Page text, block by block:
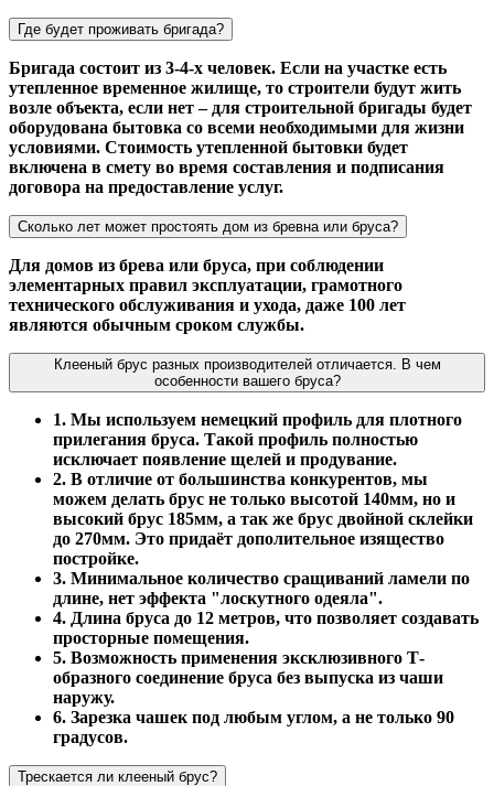
Где будет проживать бригада?
Бригада состоит из 3-4-х человек. Если на участке есть
утепленное временное жилище, то строители будут жить
возле объекта, если нет – для строительной бригады будет
оборудована бытовка со всеми необходимыми для жизни
условиями. Стоимость утепленной бытовки будет
включена в смету во время составления и подписания
договора на предоставление услуг.
Сколько лет может простоять дом из бревна или бруса?
Для домов из брева или бруса, при соблюдении
элементарных правил эксплуатации, грамотного
технического обслуживания и ухода, даже 100 лет
являются обычным сроком службы.
Клееный брус разных производителей отличается. В чем
особенности вашего бруса?
1. Мы используем немецкий профиль для плотного
прилегания бруса. Такой профиль полностью
исключает появление щелей и продувание.
2. В отличие от большинства конкурентов, мы
можем делать брус не только высотой 140мм, но и
высокий брус 185мм, а так же брус двойной склейки
до 270мм. Это придаёт дополительное изящество
постройке.
3. Минимальное количество сращиваний ламели по
длине, нет эффекта "лоскутного одеяла".
4. Длина бруса до 12 метров, что позволяет создавать
просторные помещения.
5. Возможность применения эксклюзивного Т-
образного соединение бруса без выпуска из чаши
наружу.
6. Зарезка чашек под любым углом, а не только 90
градусов.
Трескается ли клееный брус?